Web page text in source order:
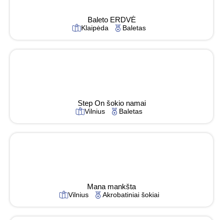
Baleto ERDVĖ
Klaipėda Baletas
Step On šokio namai
Vilnius Baletas
Mana mankšta
Vilnius Akrobatiniai šokiai